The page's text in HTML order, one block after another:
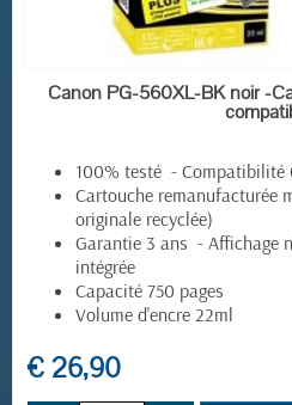
EN
Canon PG-560XL-BK noir -
100% testé - Compatibilité
Cartouche remanufacturée
originale recyclée)
Garantie 3 ans - Affichage
intégrée
Capacité 750 pages
Volume d'encre 22ml
€ 26,90